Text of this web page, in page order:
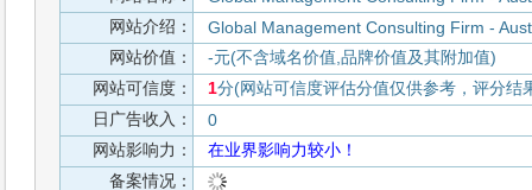
网站介绍：
Global Management Consulting Firm -
网站价值：
-元(不含域名价值,品牌价值及其附加值)
网站可信度：
1分(网站可信度评估分值仅供参考，评分结
日广告收入：
0
网站影响力：
在业界影响力较小！
备案情况：